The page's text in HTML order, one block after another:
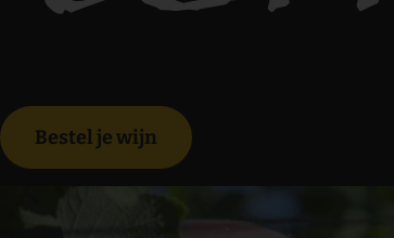
Bestel je wijn